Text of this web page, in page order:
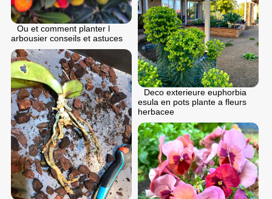
Ou et comment planter l
arbousier conseils et astuces
Deco exterieure euphorbia
esula en pots plante a fleurs
herbacee